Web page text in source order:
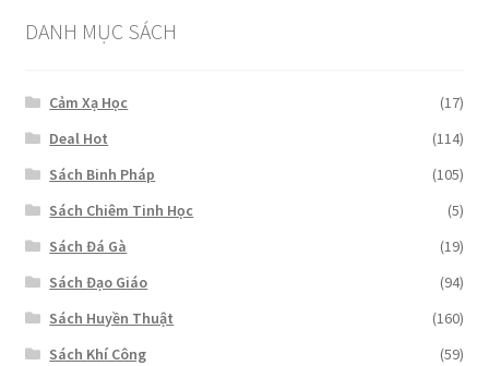
sao
DANH MỤC SÁCH
Cảm Xạ Học
(17)
Deal Hot
(114)
Sách Binh Pháp
(105)
Sách Chiêm Tinh Học
(5)
Sách Đá Gà
(19)
Sách Đạo Giáo
(94)
Sách Huyền Thuật
(160)
Sách Khí Công
(59)